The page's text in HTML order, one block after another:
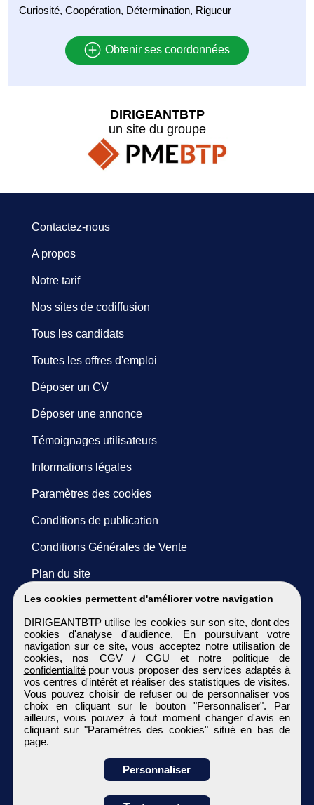
Curiosité, Coopération, Détermination, Rigueur
Obtenir ses coordonnées
Les cookies permettent d'améliorer votre navigation
DIRIGEANTBTP utilise les cookies sur son site, dont des
cookies d'analyse d'audience. En poursuivant votre
navigation sur ce site, vous acceptez notre utilisation de
cookies, nos CGV / CGU et notre politique de
confidentialitépour vous proposer des services adaptés à
vos centres d'intérêt et réaliser des statistiques de visites.
Vous pouvez choisir de refuser ou de personnaliser vos
choix en cliquant sur le bouton "Personnaliser". Par
ailleurs, vous pouvez à tout moment changer d'avis en
cliquant sur "Paramètres des cookies" situé en bas de
page.
Personnaliser
DIRIGEANTBTP
un site du groupe
Contactez-nous
A propos
Notre tarif
Nos sites de codiffusion
Tous les candidats
Toutes les offres d'emploi
Déposer un CV
Déposer une annonce
Témoignages utilisateurs
Informations légales
Paramètres des cookies
Conditions de publication
Conditions Générales de Vente
Plan du site